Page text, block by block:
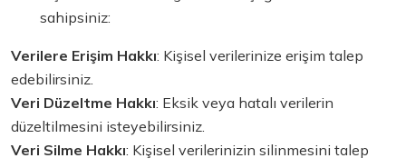
sahipsiniz:
Verilere Erişim Hakkı: Kişisel verilerinize erişim talep
edebilirsiniz.
Veri Düzeltme Hakkı: Eksik veya hatalı verilerin
düzeltilmesini isteyebilirsiniz.
Veri Silme Hakkı: Kişisel verilerinizin silinmesini talep